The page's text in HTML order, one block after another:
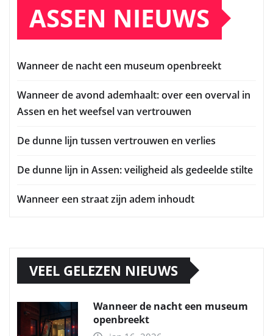
ASSEN NIEUWS
Wanneer de nacht een museum openbreekt
Wanneer de avond ademhaalt: over een overval in
Assen en het weefsel van vertrouwen
De dunne lijn tussen vertrouwen en verlies
De dunne lijn in Assen: veiligheid als gedeelde stilte
Wanneer een straat zijn adem inhoudt
VEEL GELEZEN NIEUWS
Wanneer de nacht een museum
openbreekt